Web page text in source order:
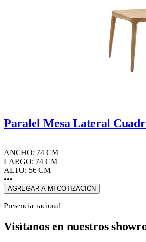
Paralel Mesa Lateral
ANCHO: 74 CM
LARGO: 74 CM
ALTO: 56 CM
•••
AGREGAR A MI COTIZACIÓN
Presencia nacional
Visítanos en nuestros